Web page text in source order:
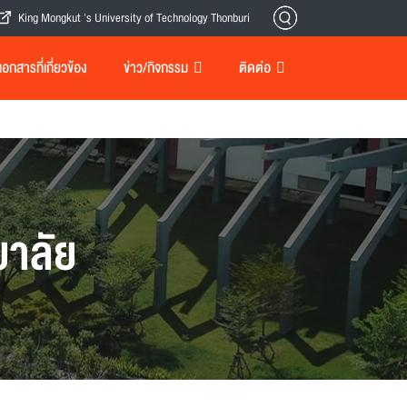
King Mongkut 's University of Technology Thonburi
กสารที่เกี่ยวข้อง ข่าว/กิจกรรม ติดต่อ
ลัย